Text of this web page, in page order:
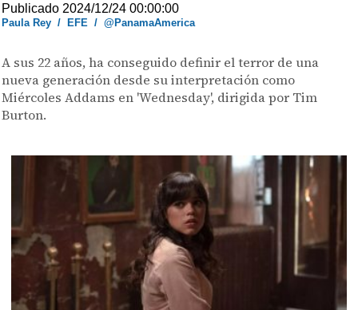
Publicado 2024/12/24 00:00:00
Paula Rey / EFE /@PanamaAmerica
A sus 22 años, ha conseguido definir el terror de una
nueva generación desde su interpretación como
Miércoles Addams en 'Wednesday', dirigida por Tim
Burton.